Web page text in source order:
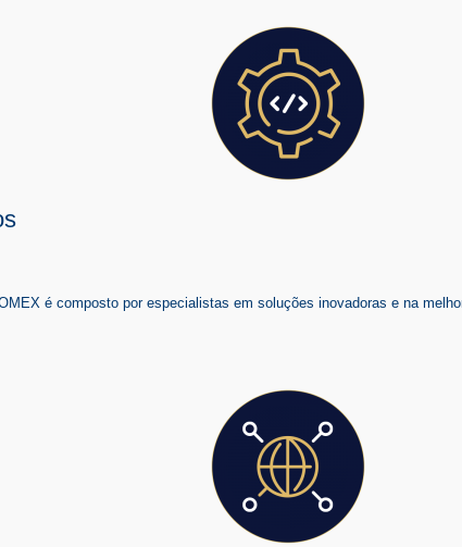
é composto por especialistas em soluções inovadoras e na